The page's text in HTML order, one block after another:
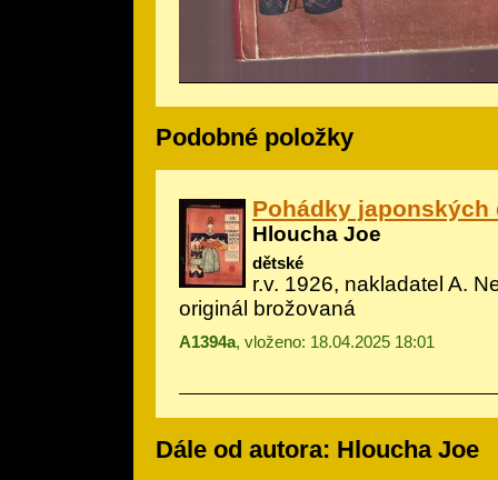
Podobné položky
Pohádky japonských
Hloucha Joe
dětské
r.v. 1926, nakladatel A.
originál brožovaná
A1394a, vloženo: 18.04.2025 18:01
Dále od autora: Hloucha Joe